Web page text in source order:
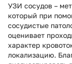
УЗИ сосудов –
который при
сосудистые
оценивает
характер
локализацию.